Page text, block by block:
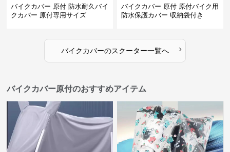
バイクカバー 原付 防水耐久バイ
クカバー 原付専用サイズ
バイクカバー 原付 原付バイク用
防水保護カバー 収納袋付き
バイクカバーのスクーター一覧へ ›
バイクカバー原付のおすすめアイテム